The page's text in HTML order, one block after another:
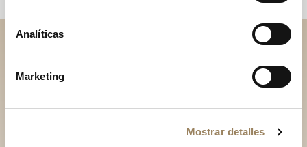
Analíticas
Marketing
Mostrar detalles
colecciones en boutique
Encontrar una boutique